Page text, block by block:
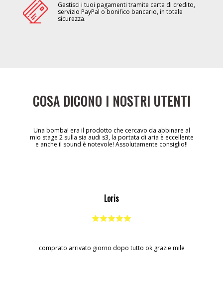
Gestisci i tuoi pagamenti tramite carta di credito,
servizio PayPal o bonifico bancario, in totale
sicurezza.
COSA DICONO I NOSTRI UTENTI
Una bomba! era il prodotto che cercavo da abbinare al
mio stage 2 sulla sia audi s3, la portata di aria è eccellente
e anche il sound è notevole! Assolutamente consiglio!!
Loris
comprato arrivato giorno dopo tutto ok grazie mile